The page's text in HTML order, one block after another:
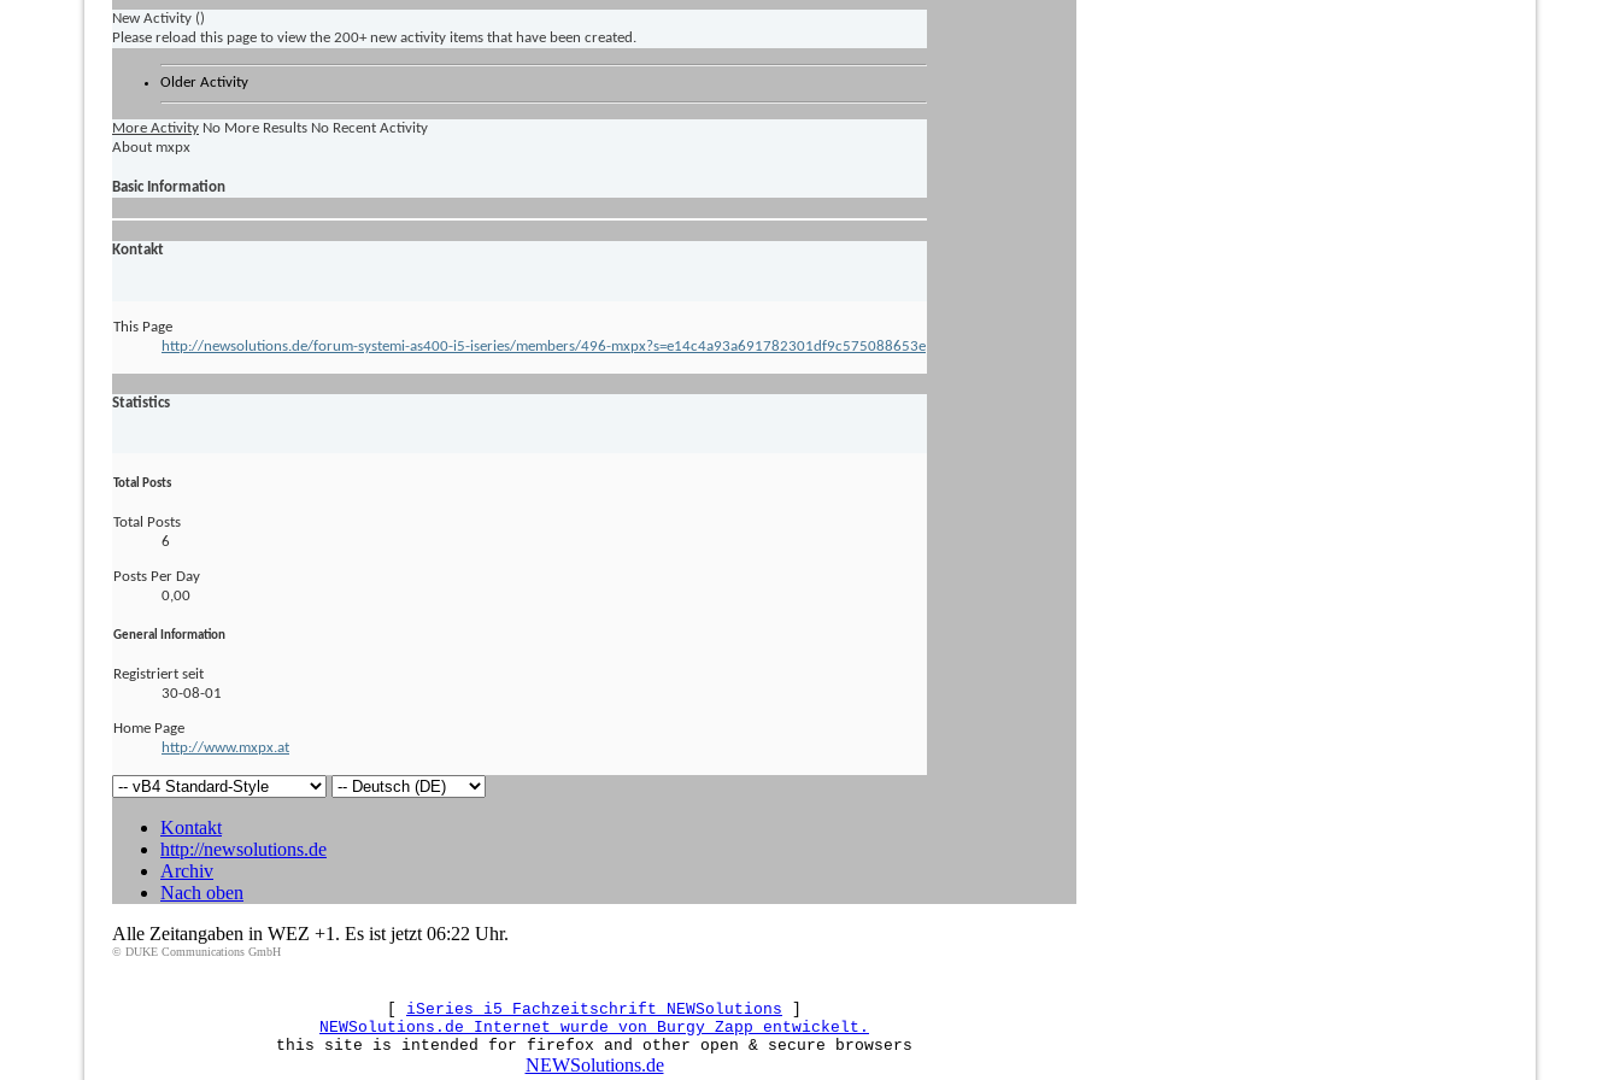
New Activity ()
Please reload this page to view the 200+ new activity items that have been created.
Older Activity
More Activity No More Results No Recent Activity
About mxpx
Basic Information
Kontakt
This Page
http://newsolutions.de/forum-systemi-as400-i5-iseries/members/496-mxpx?s=e14c4a93a691782301df9c575088653e
Statistics
Total Posts
Total Posts
6
Posts Per Day
0,00
General Information
Registriert seit
30-08-01
Home Page
http://www.mxpx.at
Kontakt
http://newsolutions.de
Archiv
Nach oben
Alle Zeitangaben in WEZ +1. Es ist jetzt 06:22 Uhr.
© DUKE Communications GmbH
iSeries i5 Fachzeitschrift NEWSolutions
NEWSolutions.de Internet wurde von Burgy Zapp entwickelt.
this site is intended for firefox and other open & secure browsers
NEWSolutions.de